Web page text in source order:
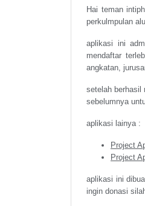
Hai teman
perkulmpulan
aplikasi ini
mendaftar
angkatan,
setelah berhasil
sebelumnya
aplikasi lainya :
Project
Project
aplikasi ini
ingin donasi